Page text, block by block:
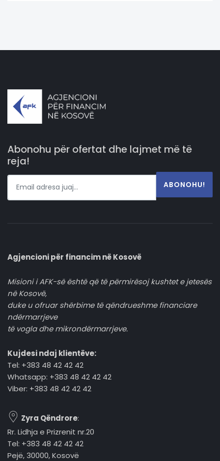
Abonohu për ofertat dhe lajmet më të
reja!
ABONOHU!
Agjencioni për financim në Kosovë
Misioni i AFK-së është që të përmirësoj kushtet e jetesës
në Kosovë,
duke u ofruar shërbime të qëndrueshme financiare
ndërmarrjeve
të vogla dhe mikrondërmarrjeve.
Kujdesi ndaj klientëve:
Tel: +383 48 42 42 42
Whatsapp: +383 48 42 42 42
Viber: +383 48 42 42 42
Zyra Qëndrore:
Rr. Lidhja e Prizrenit nr.20
Tel: +383 48 42 42 42
Pejë, 30000, Kosovë